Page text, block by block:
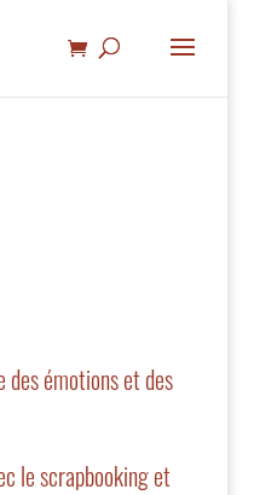
des émotions et des
le scrapbooking et